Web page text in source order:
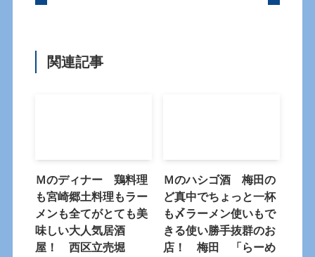
関連記事
Ｍのディナー 鶏料理
も宮崎郷土料理もラー
メンも全てがとても美
味しい大人気居酒
屋！ 西区立売堀
Ｍのハシゴ酒 梅田の
ど真中でちょっと一杯
も〆ラーメン使いもで
きる使い勝手抜群のお
店！ 梅田 「らーめ